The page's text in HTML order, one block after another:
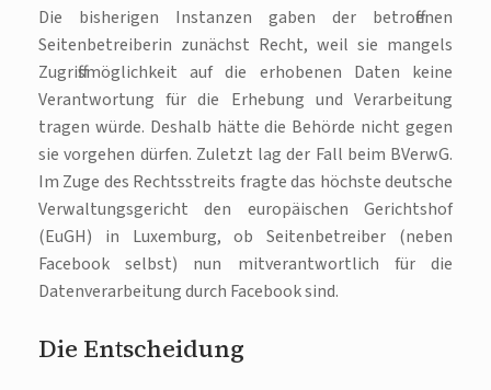
Die bisherigen Instanzen gaben der betroffenen
Seitenbetreiberin zunächst Recht, weil sie mangels
Zugriffsmöglichkeit auf die erhobenen Daten keine
Verantwortung für die Erhebung und Verarbeitung
tragen würde. Deshalb hätte die Behörde nicht gegen
sie vorgehen dürfen. Zuletzt lag der Fall beim BVerwG.
Im Zuge des Rechtsstreits fragte das höchste deutsche
Verwaltungsgericht den europäischen Gerichtshof
(EuGH) in Luxemburg, ob Seitenbetreiber (neben
Facebook selbst) nun mitverantwortlich für die
Datenverarbeitung durch Facebook sind.
Die Entscheidung